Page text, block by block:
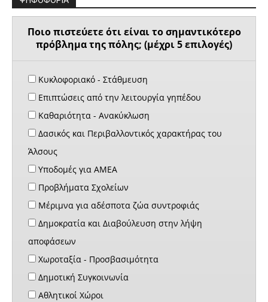
Ποιο πιστεύετε ότι είναι το σημαντικότερο
πρόβλημα της πόλης; (μέχρι 5 επιλογές)
Κυκλοφοριακό - Στάθμευση
Επιπτώσεις από την λειτουργία γηπέδου
Καθαριότητα - Ανακύκλωση
Δασικός και Περιβαλλοντικός χαρακτήρας του
Άλσους
Υποδομές για ΑΜΕΑ
Προβλήματα Σχολείων
Μέριμνα για αδέσποτα ζώα συντροφιάς
Δημοκρατία και Διαβούλευση στην λήψη
αποφάσεων
Χωροταξία - Προσβασιμότητα
Δημοτική Συγκοινωνία
Αθλητικοί Χώροι